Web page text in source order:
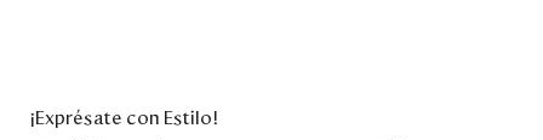
¡Exprésate con Estilo!